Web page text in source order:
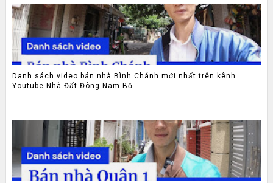
Danh sách video bán nhà Bình Chánh mới nhất trên kênh
Youtube Nhà Đất Đông Nam Bộ